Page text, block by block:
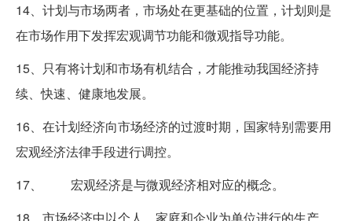
14、计划与市场两者，市场处在更基础的位置，计划则是
在市场作用下发挥宏观调节功能和微观指导功能。
15、只有将计划和市场有机结合，才能推动我国经济持
续、快速、健康地发展。
16、在计划经济向市场经济的过渡时期，国家特别需要用
宏观经济法律手段进行调控。
17、 宏观经济是与微观经济相对应的概念。